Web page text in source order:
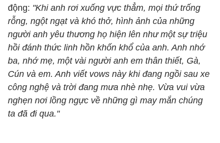
động: "Khi anh rơi xuống vực thẳm, mọi thứ trống
rỗng, ngột ngạt và khó thở, hình ảnh của những
người anh yêu thương họ hiện lên như một sự triệu
hồi đánh thức linh hồn khốn khổ của anh. Anh nhớ
ba, nhớ mẹ, một vài người anh em thân thiết, Gà,
Cún và em. Anh viết vows này khi đang ngồi sau xe
công nghệ và trời đang mưa nhè nhẹ. Vừa vui vừa
nghẹn nơi lồng ngực về những gì may mắn chúng
ta đã đi qua."